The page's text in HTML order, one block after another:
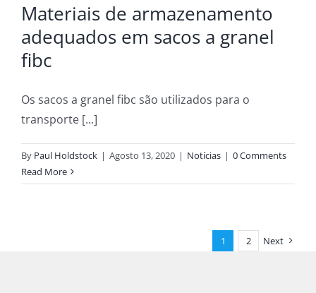
Materiais de armazenamento
adequados em sacos a granel
fibc
Os sacos a granel fibc são utilizados para o
transporte [...]
By Paul Holdstock | Agosto 13, 2020 | Notícias | 0 Comments
Read More
1 2 Next